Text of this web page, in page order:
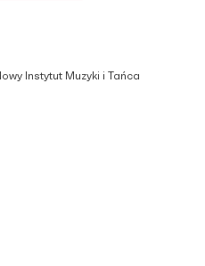
Instytut Muzyki i Tańca